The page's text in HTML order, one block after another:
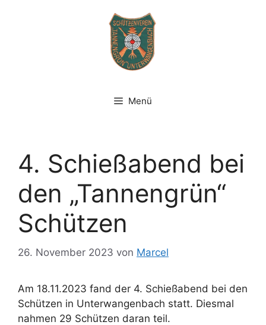
Menü
4. Schießabend bei
den „Tannengrün“
Schützen
26. November 2023 von Marcel
Am 18.11.2023 fand der 4. Schießabend bei den
Schützen in Unterwangenbach statt. Diesmal
nahmen 29 Schützen daran teil.